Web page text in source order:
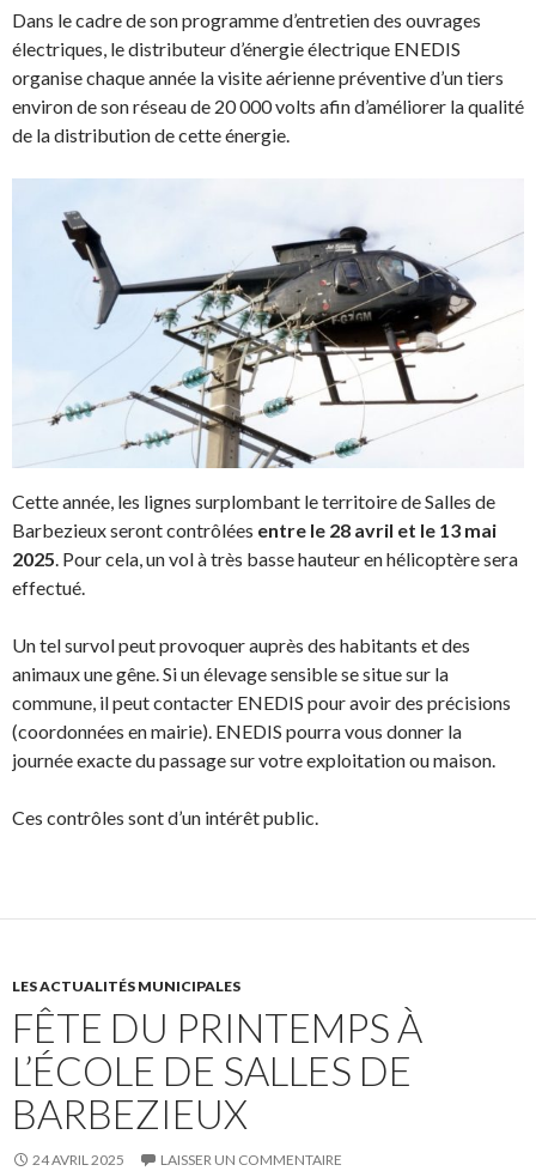
Dans le cadre de son programme d’entretien des ouvrages
électriques, le distributeur d’énergie électrique ENEDIS
organise chaque année la visite aérienne préventive d’un tiers
environ de son réseau de 20 000 volts afin d’améliorer la qualité
de la distribution de cette énergie.
Cette année, les lignes surplombant le territoire de Salles de
Barbezieux seront contrôlées entre le 28 avril et le 13 mai
2025. Pour cela, un vol à très basse hauteur en hélicoptère sera
effectué.
Un tel survol peut provoquer auprès des habitants et des
animaux une gêne. Si un élevage sensible se situe sur la
commune, il peut contacter ENEDIS pour avoir des précisions
(coordonnées en mairie). ENEDIS pourra vous donner la
journée exacte du passage sur votre exploitation ou maison.
Ces contrôles sont d’un intérêt public.
LES ACTUALITÉS MUNICIPALES
FÊTE DU PRINTEMPS À
L’ÉCOLE DE SALLES DE
BARBEZIEUX
24 AVRIL 2025 LAISSER UN COMMENTAIRE